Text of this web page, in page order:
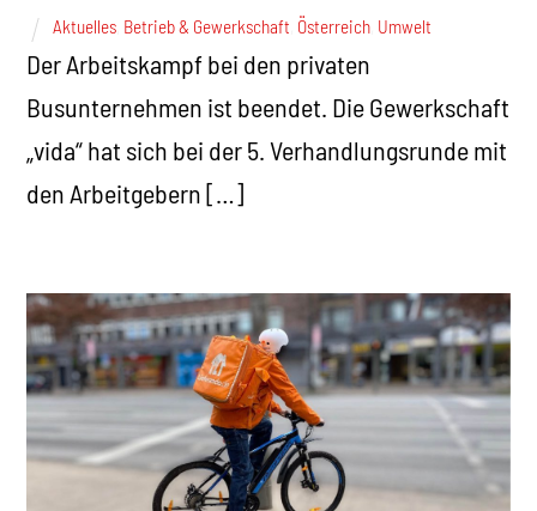
Aktuelles Betrieb & Gewerkschaft Österreich Umwelt
Der Arbeitskampf bei den privaten
Busunternehmen ist beendet. Die Gewerkschaft
„vida“ hat sich bei der 5. Verhandlungsrunde mit
den Arbeitgebern […]